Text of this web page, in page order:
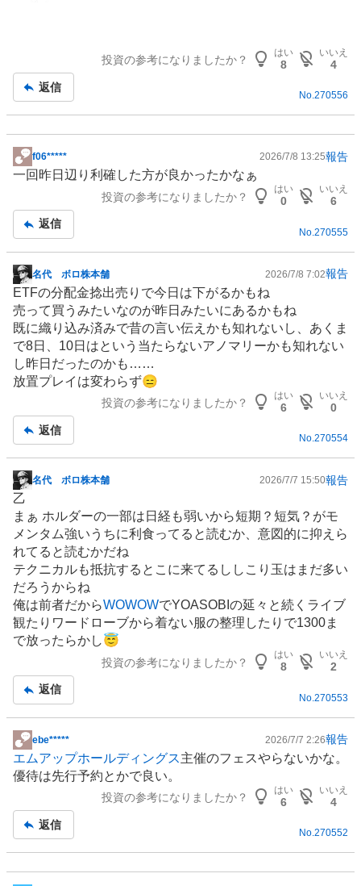
投資の参考になりましたか？
はい
8
いいえ
4
返信
No.270556
掲
事
f06***** 2026/7/8 13:25報告
一回昨日辺り利確した方が良かったかなぁ
投資の参考になりましたか？
はい
0
いいえ
6
返信
No.270555
掲
示
板
記
事
名代 ボロ株本舗 2026/7/8 7:02報告
ETFの分配金捻出売りで今日は下がるかもね
売って買うみたいなのが昨日みたいにあるかもね
既に織り込み済みで昔の言い伝えかも知れないし、あくま
で8日、10日はという当たらないアノマリーかも知れない
し昨日だったのかも……
放置プレイは変わらず😑
投資の参考になりましたか？
はい
6
いいえ
0
返信
No.270554
掲
示
板
記
事
名代 ボロ株本舗 2026/7/7 15:50報告
乙
まぁ ホルダーの一部は日経も弱いから短期？短気？がモ
メンタム強いうちに利食ってると読むか、意図的に抑えら
れてると読むかだね
テクニカルも抵抗するとこに来てるししこり玉はまだ多い
だろうからね
俺は前者だからWOWOWでYOASOBIの延々と続くライブ
観たりワードローブから着ない服の整理したりで1300ま
で放ったらかし😇
投資の参考になりましたか？
はい
8
いいえ
2
返信
No.270553
掲
示
板
ebe***** 2026/7/7 2:26報告
エムアップホールディングス主催のフェスやらないかな。
優待は先行予約とかで良い。
投資の参考になりましたか？
はい
6
いいえ
4
返信
No.270552